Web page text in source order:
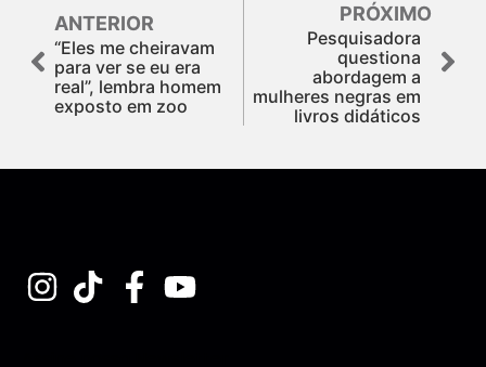
ANTERIOR
“Eles me cheiravam
para ver se eu era
real”, lembra homem
exposto em zoo
PRÓXIMO
Pesquisadora
questiona
abordagem a
mulheres negras em
livros didáticos